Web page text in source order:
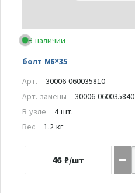
В наличии
болт M6×35
Арт.
30006-060035810
Арт. замены
30006-060035840
В узле
4 шт.
Вес
1.2 кг
46 ₽/шт